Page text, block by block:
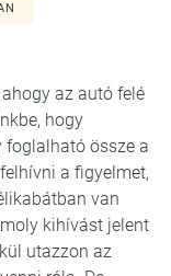
az autó felé
hogy
össze a
a figyelmet,
van
kihívást jelent
utazzon az